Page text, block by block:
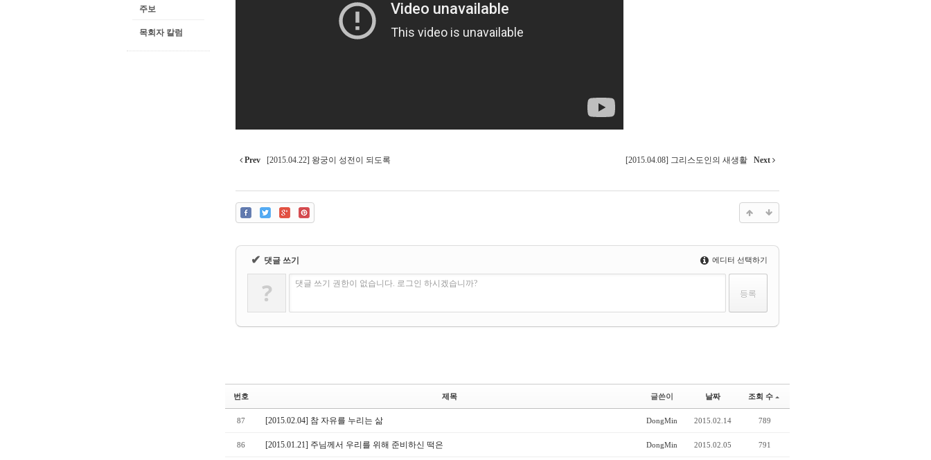
주보
목회자 칼럼
Prev [2015.04.22] 왕궁이 성전이 되도록 [2015.04.08] 그리스도인의 새생활 Next
✔ 댓글 쓰기 에디터 선택하기
? 댓글 쓰기 권한이 없습니다. 로그인 하시겠습니까?
번호 제목 글쓴이 날짜 조회 수
87 [2015.02.04] 참 자유를 누리는 삶 DongMin 2015.02.14 789
86 [2015.01.21] 주님께서 우리를 위해 준비하신 떡은 DongMin 2015.02.05 791